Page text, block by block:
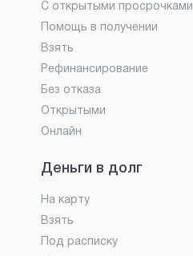
С открытыми просрочками
Помощь в получении
Взять
Рефинансирование
Без отказа
Открытыми
Онлайн
Деньги в долг
На карту
Взять
Под расписку